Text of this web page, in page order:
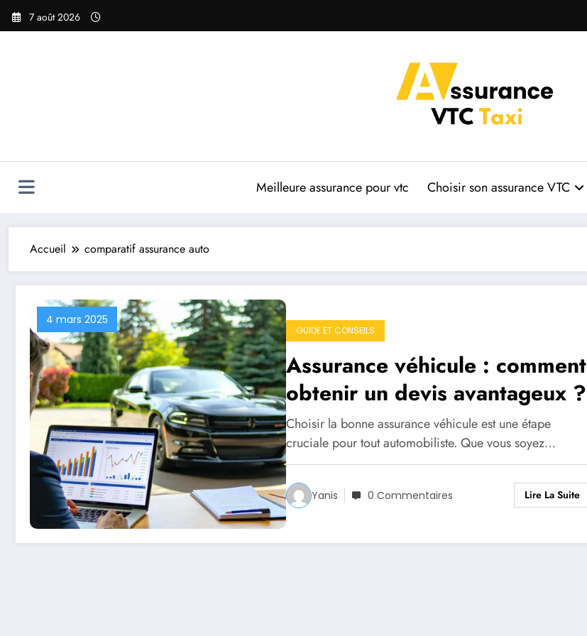
Aller
7 août 2026
Meilleure assurance pour vtc Choisir son assurance VTC
Accueil comparatif assurance auto
4 mars 2025
GUIDE ET CONSEILS
Assurance véhicule : comment
obtenir un devis avantageux ?
Choisir la bonne assurance véhicule est une étape
cruciale pour tout automobiliste. Que vous soyez…
Yanis 0 Commentaires Lire La Suite